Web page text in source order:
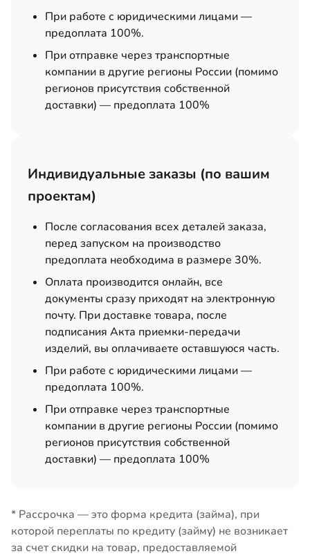
При работе с юридическими лицами —
предоплата 100%.
При отправке через транспортные
компании в другие регионы России (помимо
регионов присутствия собственной
доставки) — предоплата 100%
Индивидуальные заказы (по вашим
проектам)
После согласования всех деталей заказа,
перед запуском на производство
предоплата необходима в размере 30%.
Оплата производится онлайн, все
документы сразу приходят на электронную
почту. При доставке товара, после
подписания Акта приемки-передачи
изделий, вы оплачиваете оставшуюся часть.
При работе с юридическими лицами —
предоплата 100%.
При отправке через транспортные
компании в другие регионы России (помимо
регионов присутствия собственной
доставки) — предоплата 100%
Рассрочка — это форма кредита (займа), при
которой переплаты по кредиту (займу) не возникает
за счет скидки на товар, предоставляемой